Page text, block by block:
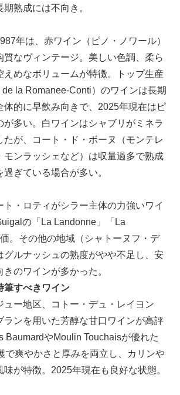
熟成には不向き。
年は、赤ワイン（ピノ・ノワール）
質なヴィンテージ。美しい色調、柔ら
えめなボリュームが特徴。トップ生産
la Romanee-Conti）のワインは長期
体的に早飲み向きで、2025年現在はピ
が多い。白ワインはシャブリがミネラ
たが、コート・ド・ボーヌ（モンテレ
モンラッシェなど）は収量過多で熟成
ぎている場合が多い。
ト・ロティがシラー主体の力強いワイ
の「La Landonne」「La
。その他の地域（シャトーヌフ・デ
グルナッシュの熟度がやや不足し、安
のワインが多かった。
筆すべきワイン
ュー地区、コトー・デュ・レイヨン
ランを用いた芳醇な甘口ワインが高評
BaumardやMoulin Touchaisが優れた
で爽やかさと厚みを両立し、カリンや
が特徴。2025年現在も良好な状態。